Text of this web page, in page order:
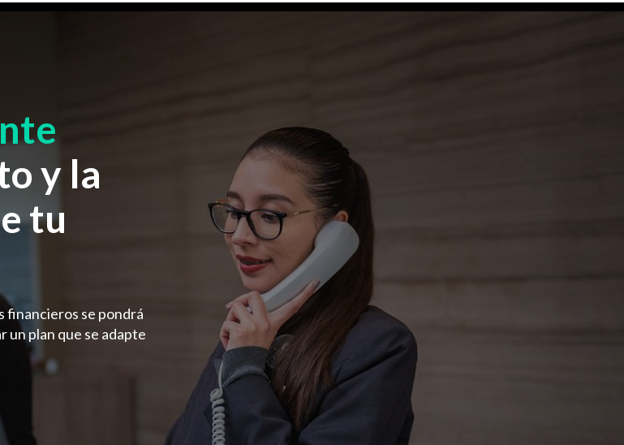
y la
tu
financieros se pondrá
un plan que se adapte